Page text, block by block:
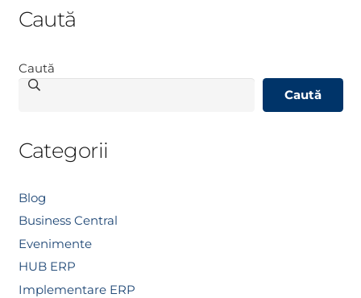
Caută
Caută
Caută
Categorii
Blog
Business Central
Evenimente
HUB ERP
Implementare ERP